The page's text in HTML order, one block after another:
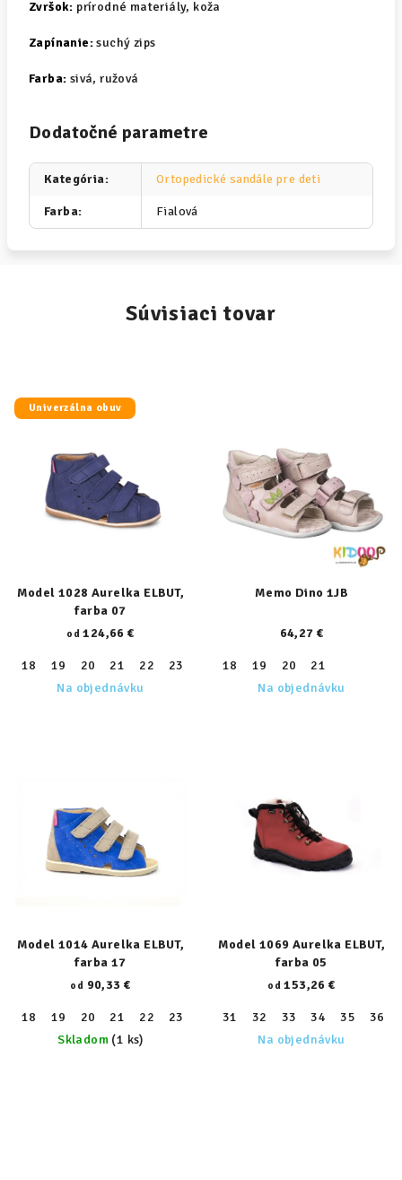
Zvršok: prírodné materiály, koža
Zapínanie:suchý zips
Farba: sivá, ružová
Dodatočné parametre
Kategória: Ortopedické sandále pre deti
Farba: Fialová
Súvisiaci tovar
Univerzálna obuv
Model 1028 Aurelka ELBUT,
farba 07
od 124,66 €
18 19 20 21 22 23 25 26 27 28
Na objednávku
Memo Dino 1JB
64,27 €
18 19 20
21
Na objednávku
Model 1014 Aurelka ELBUT,
farba 17
od 90,33 €
18 19 20 21 22 23 25 26 27 28 29
30
Skladom (1 ks)
Model 1069 Aurelka ELBUT,
farba 05
od 153,26 €
31 32 33 34 35 36
Na objednávku